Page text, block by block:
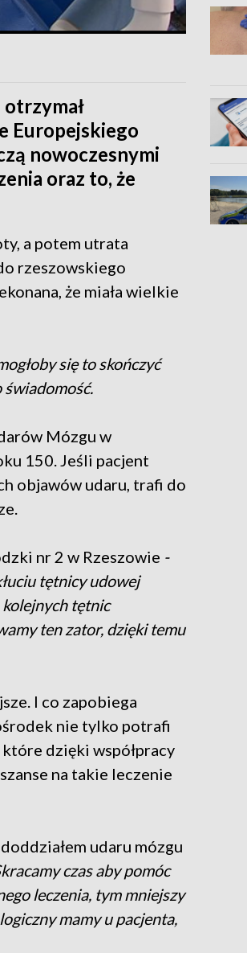
Europejskiego
nowoczesnymi
oraz to, że
a potem utrata
rzeszowskiego
że miała wielkie
się to skończyć
świadomość.
Mózgu w
150. Jeśli pacjent
objawów udaru, trafi do
nr 2 w Rzeszowie -
tętnicy udowej
tętnic
ten zator, dzięki temu
I co zapobiega
nie tylko potrafi
dzięki współpracy
na takie leczenie
udaru mózgu
czas aby pomóc
leczenia, tym mniejszy
mamy u pacjenta,